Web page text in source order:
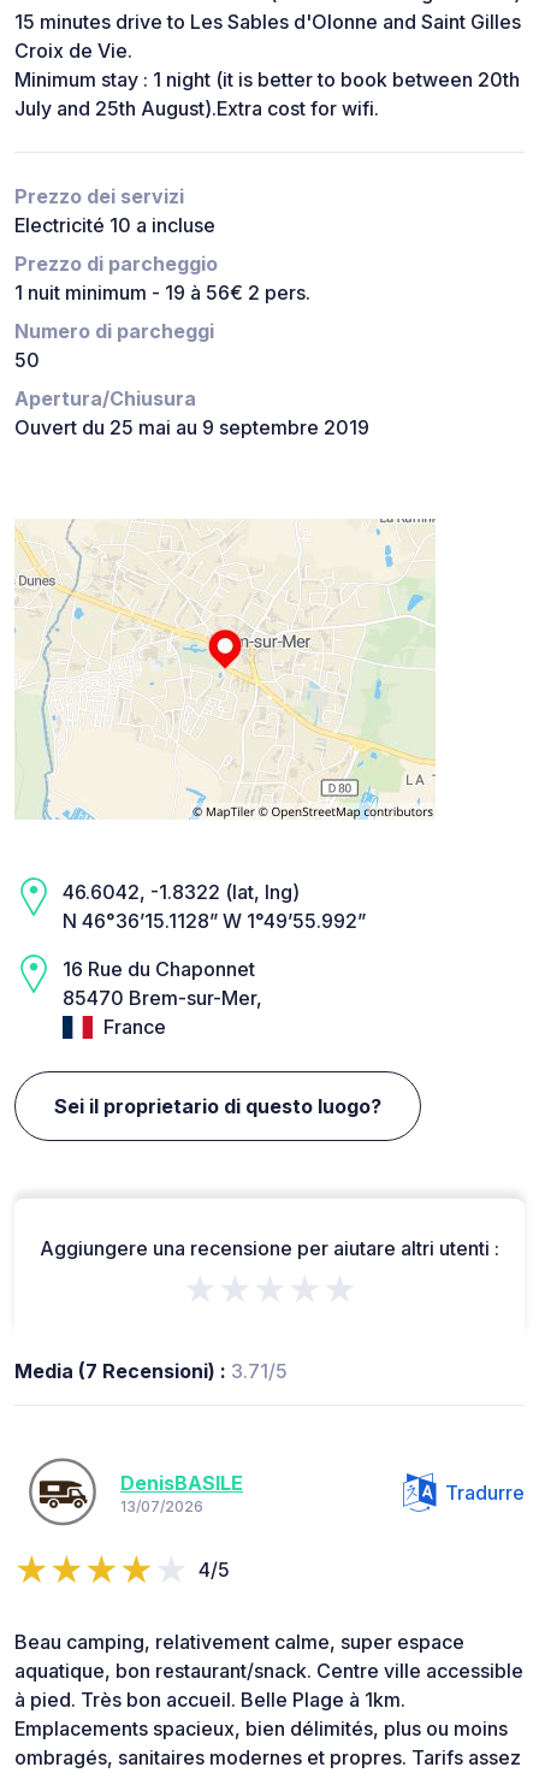
15 minutes drive to Les Sables d'Olonne and Saint Gilles
Croix de Vie.
Minimum stay : 1 night (it is better to book between 20th
July and 25th August).Extra cost for wifi.
Prezzo dei servizi
Electricité 10 a incluse
Prezzo di parcheggio
1 nuit minimum - 19 à 56€ 2 pers.
Numero di parcheggi
50
Apertura/Chiusura
Ouvert du 25 mai au 9 septembre 2019
46.6042, -1.8322 (lat, lng)
N 46°36’15.1128” W 1°49’55.992”
16 Rue du Chaponnet
85470 Brem-sur-Mer,
France
Sei il proprietario di questo luogo?
Aggiungere una recensione per aiutare altri utenti :
★★★★★
Media (7 Recensioni) : 3.71/5
DenisBASILE
13/07/2026
Tradurre
4/5
Beau camping, relativement calme, super espace
aquatique, bon restaurant/snack. Centre ville accessible
à pied. Très bon accueil. Belle Plage à 1km.
Emplacements spacieux, bien délimités, plus ou moins
ombragés, sanitaires modernes et propres. Tarifs assez